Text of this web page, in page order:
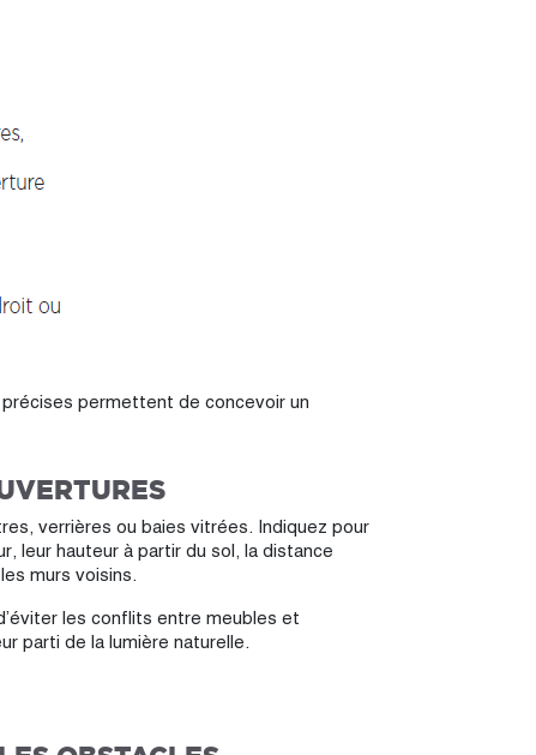
permettent de concevoir un
verrières ou baies vitrées. Indiquez pour
leur hauteur à partir du sol, la distance
murs voisins.
les conflits entre meubles et
parti de la lumière naturelle.